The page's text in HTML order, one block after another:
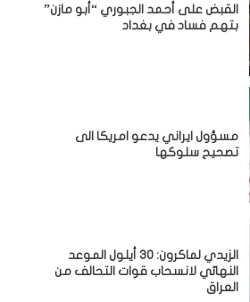
القبض على أحمد الجبوري “أبو مازن”
بتهم فساد في بغداد
مسؤول ايراني يدعو امريكا الى
تصحيح سلوكها
الزيدي لماكرون: 30 أيلول الموعد
النهائي لانسحاب قوات التحالف من
العراق